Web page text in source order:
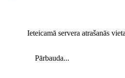
Ieteicamā servera atrašanās
Pārbauda...